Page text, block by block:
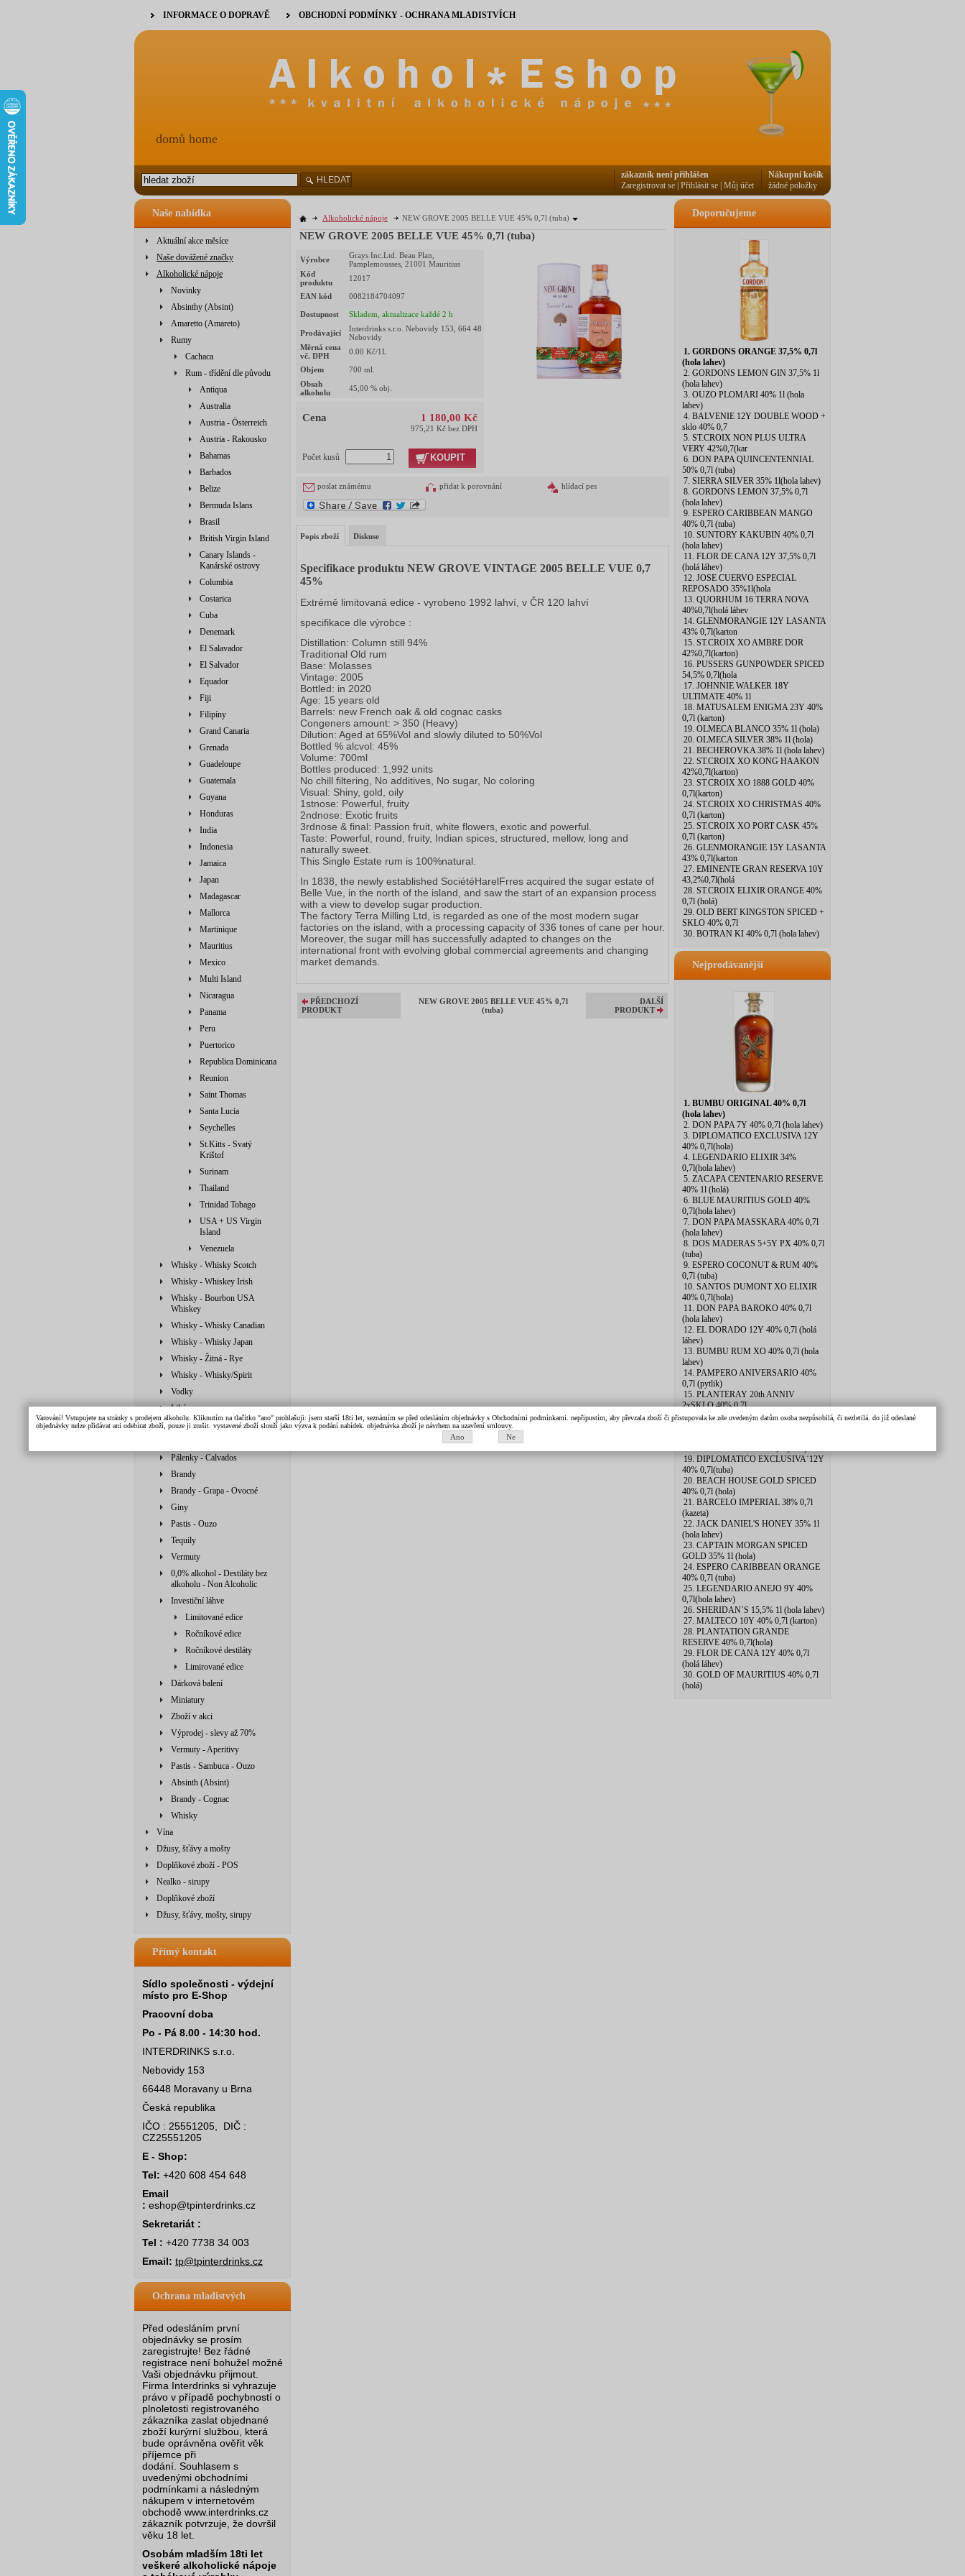
Naše nabídka
Aktuální akce měsíce
Naše dovážené značky
Alkoholické nápoje
Novinky
Absinthy (Absint)
Amaretto (Amareto)
Rumy
Cachaca
Rum - třídění dle původu
Antiqua
Australia
Austria - Österreich
Austria - Rakousko
Bahamas
Barbados
Belize
Bermuda Islans
Brasil
British Virgin Island
Canary Islands -
Kanárské ostrovy
Columbia
Costarica
Cuba
Denemark
El Salavador
El Salvador
Equador
Fiji
Filipíny
Grand Canaria
Grenada
Guadeloupe
Guatemala
Guyana
Honduras
India
Indonesia
Jamaica
Japan
Madagascar
Mallorca
Martinique
Mauritius
Mexico
Multi Island
Nicaragua
Panama
Peru
Puertorico
Republica Dominicana
Reunion
Saint Thomas
Santa Lucia
Seychelles
St.Kitts - Svatý
Krištof
Surinam
Thailand
Trinidad Tobago
USA + US Virgin
Island
Venezuela
Whisky - Whisky Scotch
Whisky - Whiskey Irish
Whisky - Bourbon USA
Whiskey
Whisky - Whisky Canadian
Whisky - Whisky Japan
Whisky - Žitná - Rye
Whisky - Whisky/Spirit
Vodky
Likéry
Armaňaky
Pálenky - Calvados
Brandy
Brandy - Grapa - Ovocné
Giny
Pastis - Ouzo
Tequily
Vermuty
0,0% alkohol - Destiláty bez
alkoholu - Non Alcoholic
Investiční láhve
Limitované edice
Ročníkové edice
Ročníkové destiláty
Limirované edice
Dárková balení
Miniatury
Zboží v akci
Výprodej - slevy až 70%
Vermuty - Aperitivy
Pastis - Sambuca - Ouzo
Absinth (Absint)
Brandy - Cognac
Whisky
Vína
Džusy, šťávy a mošty
Doplňkové zboží - POS
Nealko - sirupy
Doplňkové zboží
Džusy, šťávy, mošty, sirupy
Přímý kontakt
Sídlo společnosti - výdejní
místo pro E-Shop
Pracovní doba
Po - Pá 8.00 - 14:30 hod.
INTERDRINKS s.r.o.
Nebovidy 153
66448 Moravany u Brna
Česká republika
IČO : 25551205, DIČ :
CZ25551205
E - Shop:
Tel: +420 608 454 648
Email
: eshop@tpinterdrinks.cz
Sekretariát :
Tel : +420 7738 34 003
Email: tp@tpinterdrinks.cz
Ochrana mladistvých
Před odesláním první
objednávky se prosím
zaregistrujte! Bez řádné
registrace není bohužel možné
Vaši objednávku přijmout.
Firma Interdrinks si vyhrazuje
právo v případě pochybností o
plnoletosti registrovaného
zákazníka zaslat objednané
zboží kurýrní službou, která
bude oprávněna ověřit věk
příjemce při
dodání. Souhlasem s
uvedenými obchodními
podmínkami a následným
nákupem v internetovém
obchodě www.interdrinks.cz
zákazník potvrzuje, že dovršil
věku 18 let.
Osobám mladším 18ti let
veškeré alkoholické nápoje
Alkoholické nápoje NEW GROVE 2005 BELLE VUE 45% 0,7l (tuba)
NEW GROVE 2005 BELLE VUE 45% 0,7l (tuba)
Výrobce
Grays Inc.Ltd. Beau Plan,
Pamplemousses, 21001 Mauritius
Kód
produktu
12017
EAN kód 0082184704097
Dostupnost Skladem, aktualizace každé 2 h
Prodávající
Interdrinks s.r.o. Nebovidy 153, 664 48
Nebovidy
Měrná cena
vč. DPH
0.00 Kč/1L
Objem 700 ml.
Obsah
alkoholu
45,00 % obj.
Cena 1 180,00 Kč
975,21 Kč bez DPH
Počet kusů KOUPIT
poslat známému přidat k porovnání hlídací pes
Popis zboží Diskuse
Specifikace produktu NEW GROVE VINTAGE 2005 BELLE VUE 0,7
45%
Extrémě limitovaná edice - vyrobeno 1992 lahví, v ČR 120 lahví
specifikace dle výrobce :
Distillation: Column still 94%
Traditional Old rum
Base: Molasses
Vintage: 2005
Bottled: in 2020
Age: 15 years old
Barrels: new French oak & old cognac casks
Congeners amount: > 350 (Heavy)
Dilution: Aged at 65%Vol and slowly diluted to 50%Vol
Bottled % alcvol: 45%
Volume: 700ml
Bottles produced: 1,992 units
No chill filtering, No additives, No sugar, No coloring
Visual: Shiny, gold, oily
1stnose: Powerful, fruity
2ndnose: Exotic fruits
3rdnose & final: Passion fruit, white flowers, exotic and powerful.
Taste: Powerful, round, fruity, Indian spices, structured, mellow, long and
naturally sweet.
This Single Estate rum is 100%natural.
In 1838, the newly established SociétéHarelFrres acquired the sugar estate of
Belle Vue, in the north of the island, and saw the start of an expansion process
with a view to develop sugar production.
The factory Terra Milling Ltd, is regarded as one of the most modern sugar
factories on the island, with a processing capacity of 336 tones of cane per hour.
Moreover, the sugar mill has successfully adapted to changes on the
international front with evolving global commercial agreements and changing
market demands.
PŘEDCHOZÍ
PRODUKT
NEW GROVE 2005 BELLE VUE 45% 0,7l
(tuba)
DALŠÍ
PRODUKT
Doporučujeme
1. GORDONS ORANGE 37,5% 0,7l
(hola lahev)
2. GORDONS LEMON GIN 37,5% 1l
(hola lahev)
3. OUZO PLOMARI 40% 1l (hola
lahev)
4. BALVENIE 12Y DOUBLE WOOD +
sklo 40% 0,7
5. ST.CROIX NON PLUS ULTRA
VERY 42%0,7(kar
6. DON PAPA QUINCENTENNIAL
50% 0,7l (tuba)
7. SIERRA SILVER 35% 1l(hola lahev)
8. GORDONS LEMON 37,5% 0,7l
(hola lahev)
9. ESPERO CARIBBEAN MANGO
40% 0,7l (tuba)
10. SUNTORY KAKUBIN 40% 0,7l
(hola lahev)
11. FLOR DE CANA 12Y 37,5% 0,7l
(holá láhev)
12. JOSE CUERVO ESPECIAL
REPOSADO 35%1l(hola
13. QUORHUM 16 TERRA NOVA
40%0,7l(holá láhev
14. GLENMORANGIE 12Y LASANTA
43% 0,7l(karton
15. ST.CROIX XO AMBRE DOR
42%0,7l(karton)
16. PUSSERS GUNPOWDER SPICED
54,5% 0,7l(hola
17. JOHNNIE WALKER 18Y
ULTIMATE 40% 1l
18. MATUSALEM ENIGMA 23Y 40%
0,7l (karton)
19. OLMECA BLANCO 35% 1l (hola)
20. OLMECA SILVER 38% 1l (hola)
21. BECHEROVKA 38% 1l (hola lahev)
22. ST.CROIX XO KONG HAAKON
42%0,7l(karton)
23. ST.CROIX XO 1888 GOLD 40%
0,7l(karton)
24. ST.CROIX XO CHRISTMAS 40%
0,7l (karton)
25. ST.CROIX XO PORT CASK 45%
0,7l (karton)
26. GLENMORANGIE 15Y LASANTA
43% 0,7l(karton
27. EMINENTE GRAN RESERVA 10Y
43,2%0,7l(holá
28. ST.CROIX ELIXIR ORANGE 40%
0,7l (holá)
29. OLD BERT KINGSTON SPICED +
SKLO 40% 0,7l
30. BOTRAN KI 40% 0,7l (hola lahev)
Nejprodávanější
1. BUMBU ORIGINAL 40% 0,7l
(hola lahev)
2. DON PAPA 7Y 40% 0,7l (hola lahev)
3. DIPLOMATICO EXCLUSIVA 12Y
40% 0,7l(hola)
4. LEGENDARIO ELIXIR 34%
0,7l(hola lahev)
5. ZACAPA CENTENARIO RESERVE
40% 1l (holá)
6. BLUE MAURITIUS GOLD 40%
0,7l(hola lahev)
7. DON PAPA MASSKARA 40% 0,7l
(hola lahev)
8. DOS MADERAS 5+5Y PX 40% 0,7l
(tuba)
9. ESPERO COCONUT & RUM 40%
0,7l (tuba)
10. SANTOS DUMONT XO ELIXIR
40% 0,7l(hola)
11. DON PAPA BAROKO 40% 0,7l
(hola lahev)
12. EL DORADO 12Y 40% 0,7l (holá
láhev)
13. BUMBU RUM XO 40% 0,7l (hola
lahev)
14. PAMPERO ANIVERSARIO 40%
0,7l (pytlik)
15. PLANTERAY 20th ANNIV
2xSKLO 40% 0.7l
16. BUMBU ORIGINAL 40% 0,7l
19. DIPLOMATICO EXCLUSIVA˙12Y
40% 0,7l(tuba)
20. BEACH HOUSE GOLD SPICED
40% 0,7l (hola)
21. BARCELO IMPERIAL 38% 0,7l
(kazeta)
22. JACK DANIEL'S HONEY 35% 1l
(hola lahev)
23. CAPTAIN MORGAN SPICED
GOLD 35% 1l (hola)
24. ESPERO CARIBBEAN ORANGE
40% 0,7l (tuba)
25. LEGENDARIO ANEJO 9Y 40%
0,7l(hola lahev)
26. SHERIDAN`S 15,5% 1l (hola lahev)
27. MALTECO 10Y 40% 0,7l (karton)
28. PLANTATION GRANDE
RESERVE 40% 0,7l(hola)
29. FLOR DE CANA 12Y 40% 0,7l
(holá láhev)
30. GOLD OF MAURITIUS 40% 0,7l
(holá)
INFORMACE O DOPRAVĚ OBCHODNÍ PODMÍNKY - OCHRANA MLADISTVÍCH
domů home
HLEDAT
Nákupní košík
žádné položky
zákazník není přihlášen
Zaregistrovat se Přihlásit se Můj účet
Varování! Vstupujete na stránky s prodejem alkoholu. Kliknutím na tlačítko "ano" prohlašuji: jsem starší 18ti let, seznámím se před odesláním objednávky s Obchodními podmínkami. nepřipustím, aby převzala zboží či přistupovala ke zde uvedeným datům osoba nezpůsobilá, či nezletilá. do již odeslané
objednávky nelze přidávat ani odebírat zboží, pouze ji zrušit. vystavené zboží slouží jako výzva k podání nabídek. objednávka zboží je návrhem na uzavření smlouvy.
Ano Ne